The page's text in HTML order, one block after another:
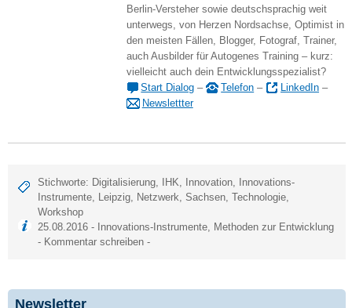
Berlin-Versteher sowie deutschsprachig weit
unterwegs, von Herzen Nordsachse, Optimist in
den meisten Fällen, Blogger, Fotograf, Trainer,
auch Ausbilder für Autogenes Training – kurz:
vielleicht auch dein Entwicklungsspezialist?
Start Dialog – Telefon – LinkedIn –
Newslettter
Stichworte: Digitalisierung IHK Innovation Innovations-
Instrumente Leipzig Netzwerk ,Sachsen ,Technologie
Workshop
25.08.2016 - Innovations-Instrumente Methoden zur Entwicklung
- Kommentar schreiben -
Newsletter